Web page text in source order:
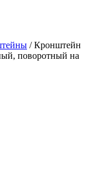
/Кронштейн
поворотный на